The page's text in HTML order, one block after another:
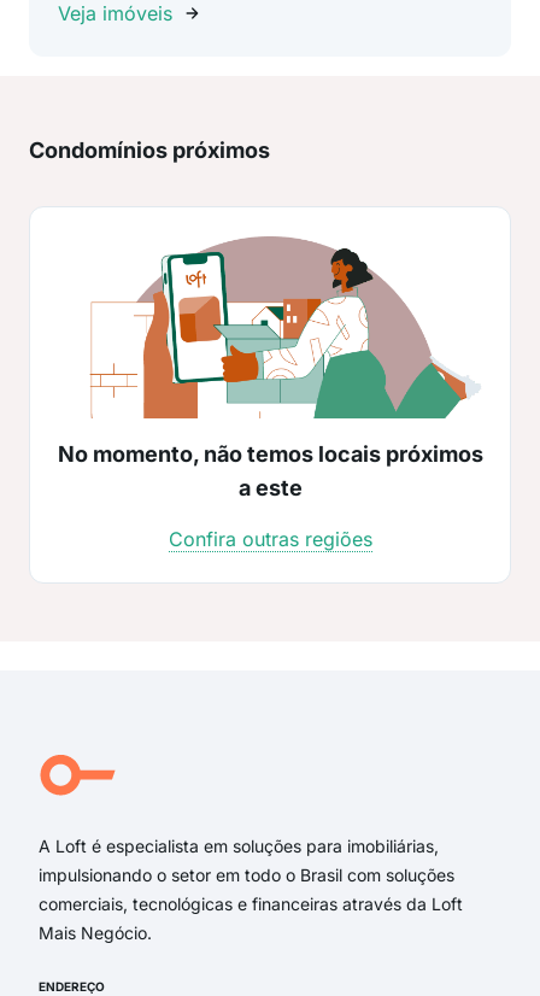
Veja imóveis
Condomínios próximos
No momento, não temos locais próximos
a este
Confira outras regiões
A Loft é especialista em soluções para imobiliárias,
impulsionando o setor em todo o Brasil com soluções
comerciais, tecnológicas e financeiras através da Loft
Mais Negócio.
ENDEREÇO